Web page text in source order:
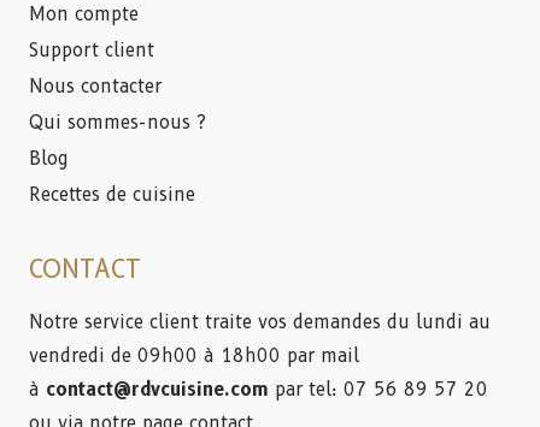
Mon compte
Support client
Nous contacter
Qui sommes-nous ?
Blog
Recettes de cuisine
CONTACT
Notre service client traite vos demandes du lundi au
vendredi de 09h00 à 18h00 par mail
à contact@rdvcuisine.com par tel: 07 56 89 57 20